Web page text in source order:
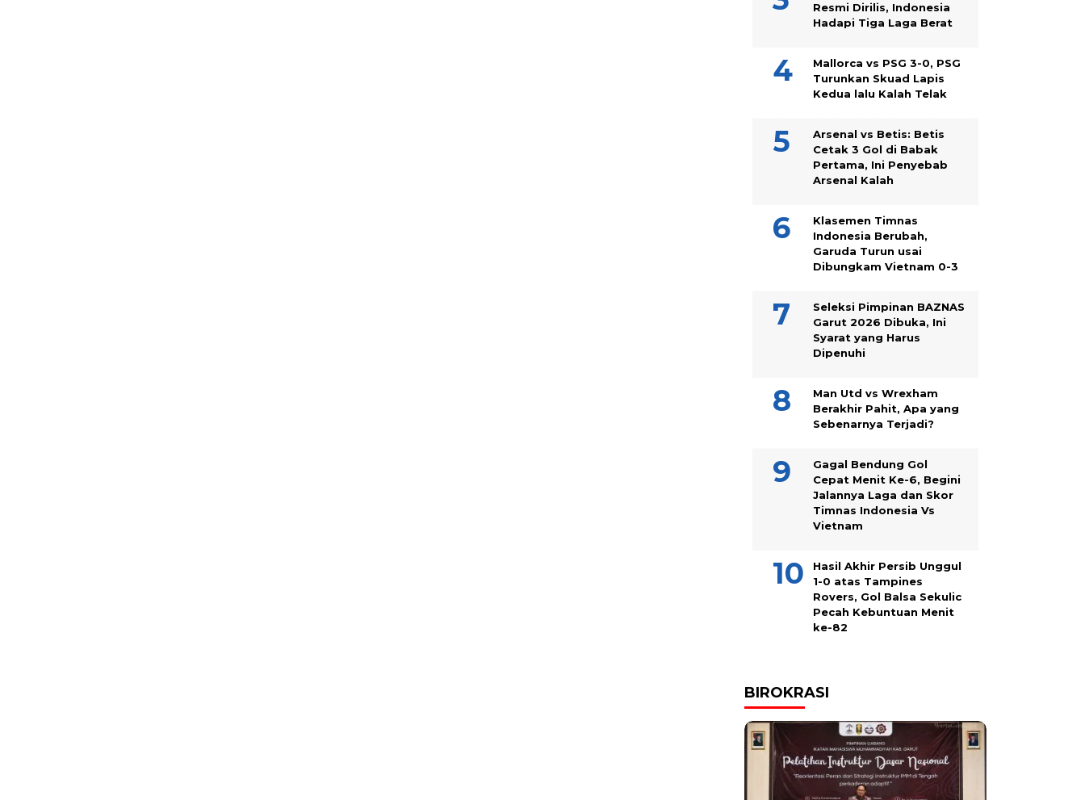
Resmi Dirilis, Indonesia
Hadapi Tiga Laga Berat
Mallorca vs PSG 3-0, PSG
Turunkan Skuad Lapis
Kedua lalu Kalah Telak
Arsenal vs Betis: Betis
Cetak 3 Gol di Babak
Pertama, Ini Penyebab
Arsenal Kalah
Klasemen Timnas
Indonesia Berubah,
Garuda Turun usai
Dibungkam Vietnam 0-3
Seleksi Pimpinan BAZNAS
Garut 2026 Dibuka, Ini
Syarat yang Harus
Dipenuhi
Man Utd vs Wrexham
Berakhir Pahit, Apa yang
Sebenarnya Terjadi?
Gagal Bendung Gol
Cepat Menit Ke-6, Begini
Jalannya Laga dan Skor
Timnas Indonesia Vs
Vietnam
Hasil Akhir Persib Unggul
1-0 atas Tampines
Rovers, Gol Balsa Sekulic
Pecah Kebuntuan Menit
ke-82
BIROKRASI